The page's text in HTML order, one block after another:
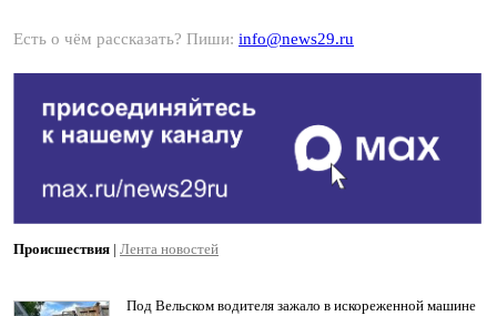
Есть о чём рассказать? Пиши: info@news29.ru
Происшествия | Лента новостей
Под Вельском водителя зажало в искореженной машине